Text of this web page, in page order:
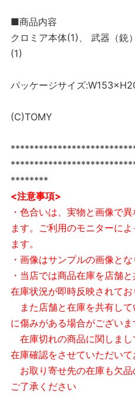
■商品内容
クロミア本体(1)、 武器（銃
(1)
パッケージサイズ
(C)TOMY
********
<注意事項>
・色合いは、実物と画像で
ます。ご利用のモニターに
ます。
・画像はサンプルの画像とな
・当店では商品在庫を店舗
在庫状況が即時反映されてお
また店舗と在庫を共有し
に傷みがある場合がございま
在庫切れの商品に関しま
在庫確認をさせていただいて
お取り寄せ先の在庫も欠
ご了承ください